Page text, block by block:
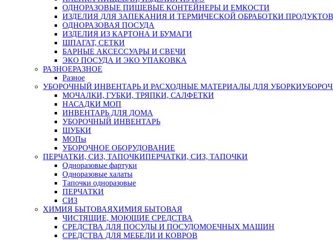
ОДНОРАЗОВЫЕ ПИЩЕВЫЕ КОНТЕЙНЕРЫ И ЕМКОСТИ
ИЗДЕЛИЯ ДЛЯ ЗАПЕКАНИЯ И ТЕРМИЧЕСКОЙ ОБРАБОТКИ ПРОДУКТОВ
ОДНОРАЗОВАЯ ПОСУДА
ИЗДЕЛИЯ ИЗ КАРТОНА И БУМАГИ
ШПАГАТ, СЕТКИ
БАРНЫЕ АКСЕССУАРЫ И СВЕЧИ
ЭКО ПОСУДА И ЭКО УПАКОВКА
РАЗНОЕРАЗНОЕ
Разное
УБОРОЧНЫЙ ИНВЕНТАРЬ И РАСХОДНЫЕ МАТЕРИАЛЫ ДЛЯ УБОРКИ
МОЧАЛКИ, ГУБКИ, ТРЯПКИ, САЛФЕТКИ
НАСАДКИ МОП
ИНВЕНТАРЬ ДЛЯ ДОМА
УБОРОЧНЫЙ ИНВЕНТАРЬ
ШУБКИ
МОПы
УБОРОЧНОЕ ОБОРУДОВАНИЕ
ПЕРЧАТКИ, СИЗ, ТАПОЧКИПЕРЧАТКИ, СИЗ, ТАПОЧКИ
Одноразовые фартуки
Одноразовые халаты
Тапочки одноразовые
ПЕРЧАТКИ
СИЗ
ХИМИЯ БЫТОВАЯХИМИЯ БЫТОВАЯ
ЧИСТЯЩИЕ, МОЮЩИЕ СРЕДСТВА
СРЕДСТВА ДЛЯ ПОСУДЫ И ПОСУДОМОЕЧНЫХ МАШИН
СРЕДСТВА ДЛЯ МЕБЕЛИ И КОВРОВ